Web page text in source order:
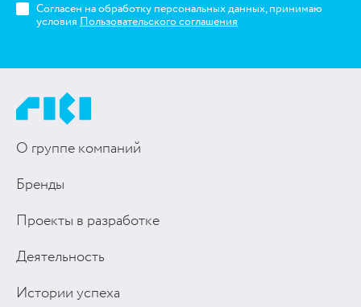
Согласен на обработку персональных данных, принимаю
условия Пользовательского соглашения
О группе компаний
Бренды
Проекты в разработке
Деятельность
Истории успеха